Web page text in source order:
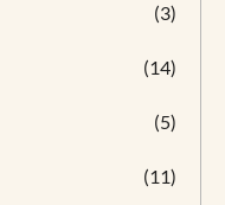
(3)
(14)
(5)
(11)